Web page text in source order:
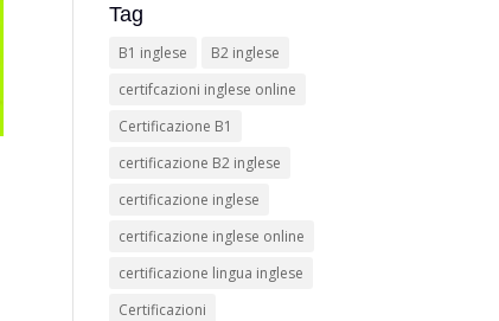
Tag
B1 inglese
B2 inglese
certifcazioni inglese online
Certificazione B1
certificazione B2 inglese
certificazione inglese
certificazione inglese online
certificazione lingua inglese
Certificazioni